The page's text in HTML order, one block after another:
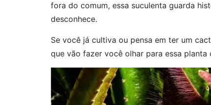
fora do comum, essa suculenta guarda
desconhece.
Se você já cultiva ou pensa em ter um
que vão fazer você olhar para essa planta